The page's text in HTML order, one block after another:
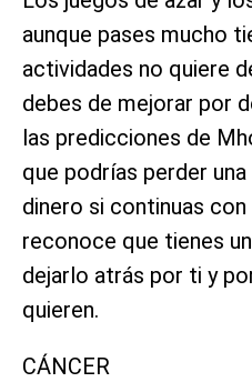
aunque pases mucho
actividades no quiere
debes de mejorar por
las predicciones de
que podrías perder
dinero si continuas
reconoce que tienes
dejarlo atrás por ti y
quieren.
CÁNCER